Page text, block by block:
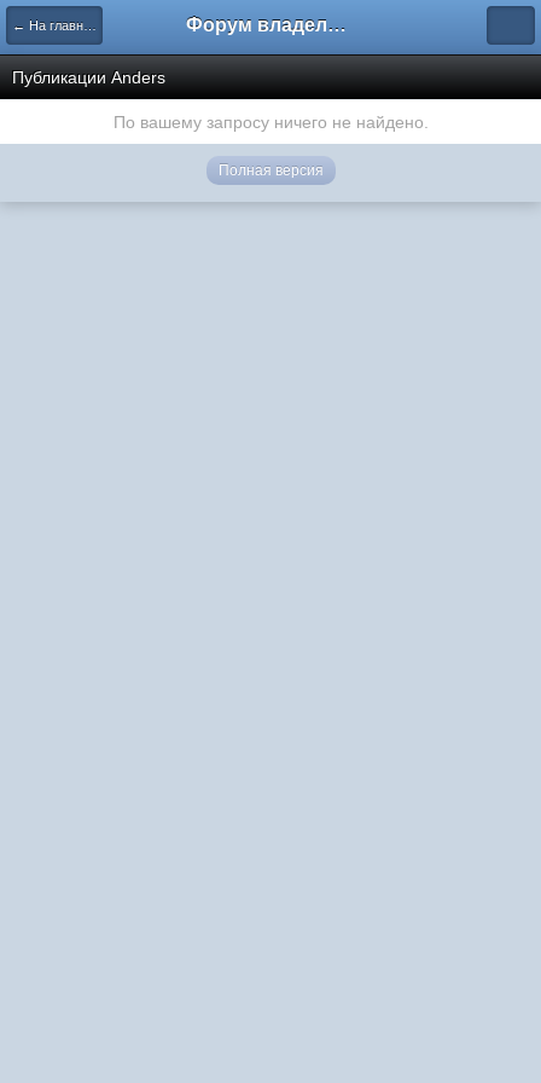
← На главную Форум владельцев интернет-магазинов
Публикации Anders
По вашему запросу ничего не найдено.
Полная версия